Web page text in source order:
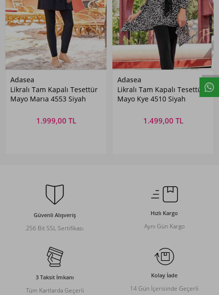
Adasea
Likralı Tam Kapalı Tesettür
Mayo Marıa 4553 Siyah
1.999,00 TL
Adasea
Likralı Tam Kapalı Tesettür
Mayo Kye 4510 Siyah
1.499,00 TL
Güvenli Alışveriş
256 Bit SSL Sertifikası
Hızlı Kargo
Aynı Gün Kargo
3 Taksit İmkanı
Tüm Kartlarda Geçerli
Kolay İade
14 Gün İçerisinde Geçerli